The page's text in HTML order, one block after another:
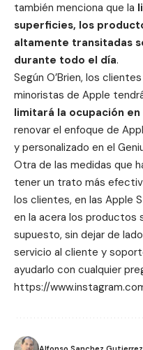
también menciona que la
superficies, los
altamente transitadas
durante todo el día.
Según O’Brien, los
minoristas de Apple
limitará la ocupación
renovar el enfoque de
y personalizado en el
Otra de las medidas que
tener un trato más
los clientes, en las Apple
en la acera los productos
supuesto, sin dejar de
servicio al cliente y
ayudarlo con cualquier
https://